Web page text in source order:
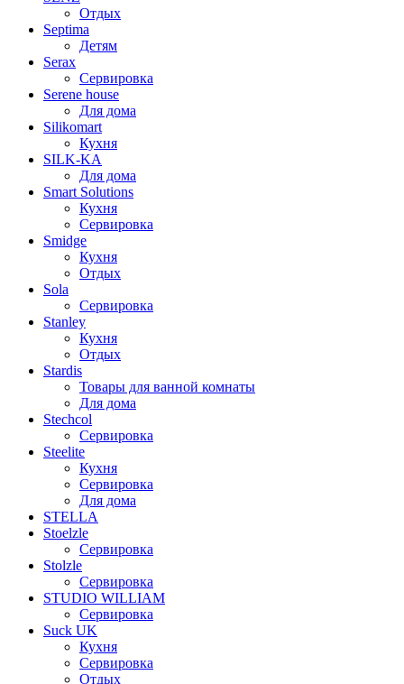
Отдых
Septima
Детям
Serax
Сервировка
Serene house
Для дома
Silikomart
Кухня
SILK-KA
Для дома
Smart Solutions
Кухня
Сервировка
Smidge
Кухня
Отдых
Sola
Сервировка
Stanley
Кухня
Отдых
Stardis
Товары для ванной комнаты
Для дома
Stechcol
Сервировка
Steelite
Кухня
Сервировка
Для дома
STELLA
Stoelzle
Сервировка
Stolzle
Сервировка
STUDIO WILLIAM
Сервировка
Suck UK
Кухня
Сервировка
Отдых